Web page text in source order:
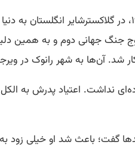
جان مک‌آفی، در تاریخ ۱۸ دسامبر سال ۱۹۴۵،
جنگ جهانی دوم و به همین
شد. آن‌ها به شهر رانوک در
گفت؛ باعث شد او خیلی زود